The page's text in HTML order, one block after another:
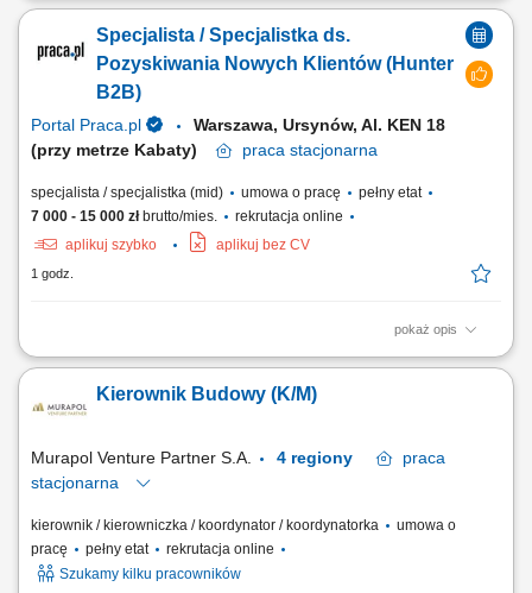
przygotowania do odbioru inwestycji. Zarządzanie pracą brygad oraz
podwykonawców. Nadzór nad jakością, terminowością i zgodnością
prac z dokumentacją oraz przepisami BHP. Opracowywanie
harmonogramów i monitorowanie...
Specjalista / Specjalistka ds.
Pozyskiwania Nowych Klientów (Hunter
B2B)
Portal Praca.pl
Warszawa, Ursynów, Al. KEN 18
(przy metrze Kabaty)
praca stacjonarna
specjalista / specjalistka (mid) umowa o pracę
pełny etat
7 000 - 15 000 złbrutto/mies.
rekrutacja online
aplikuj szybko
aplikuj bez CV
1 godz.
pokaż opis
Zakres obowiązków: Będziesz pierwszą osobą, z którą rozmawia klient.
i odpowiednie wsparcie. szybkie nawiązywanie kontaktu z klientami
przekazanymi do obsługi, diagnozowanie potrzeb i ocena gotowości
Kierownik Budowy (K/M)
Murapol Venture Partner S.A.
praca
stacjonarna
kierownik / kierowniczka / koordynator / koordynatorka
umowa o
pracę
pełny etat
rekrutacja online
Szukamy kilku pracowników